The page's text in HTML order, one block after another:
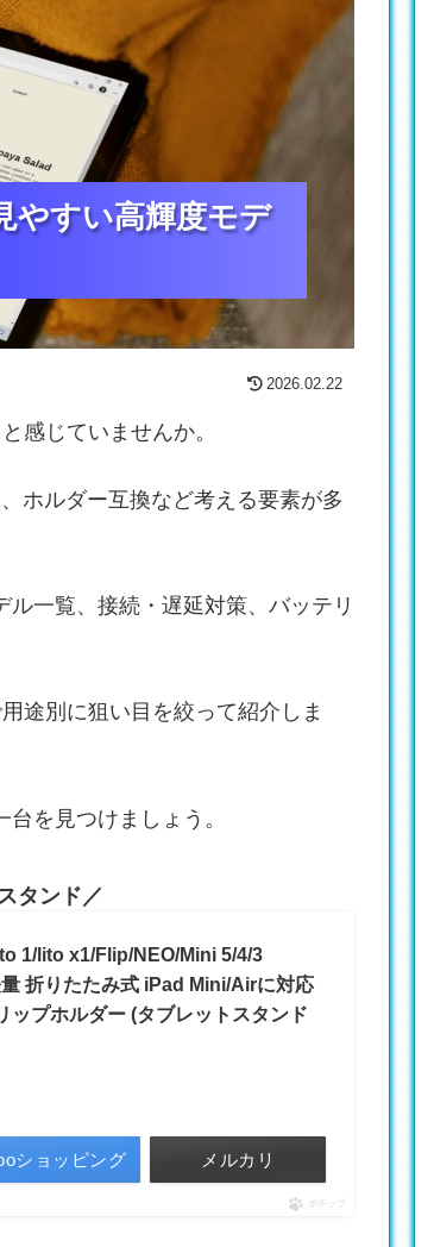
やすい高輝度モデ
やすい高輝度モデ
やすい高輝度モデ
2026.02.22
感じていませんか。
ホルダー互換など考える要素が多
一覧、接続・遅延対策、バッテリ
途別に狙い目を絞って紹介しま
を見つけましょう。
タンド
1/lito x1/Flip/NEO/Mini 5/4/3
折りたたみ式 iPad Mini/Airに対応
ップホルダー (タブレットスタンド
ショッピング メルカリ
ポチップ